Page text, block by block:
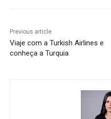
Previous article
Viaje com a Turkish Airlines e
conheça a Turquia